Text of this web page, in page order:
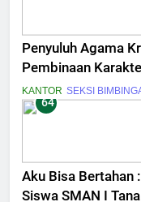
Penyuluh Agama
Pembinaan
KANTOR SEKSI
64
Aku Bisa Bertahan
Siswa SMAN I